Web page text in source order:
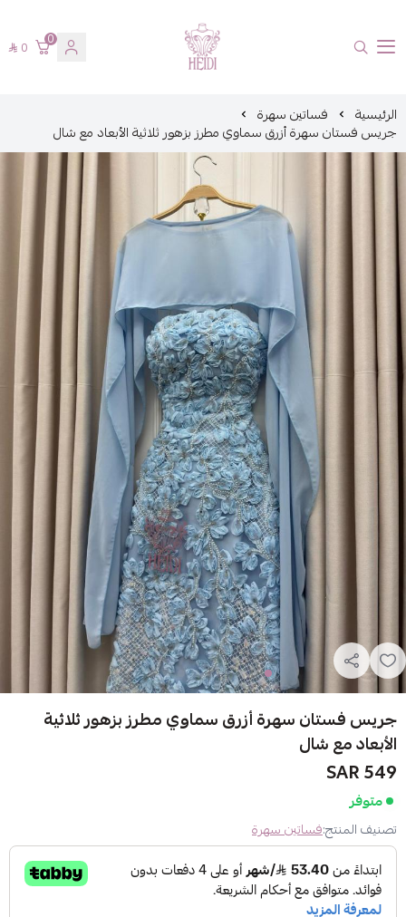
هايدي فاشن
0
0
الرئيسية فساتين سهرة
جريس فستان سهرة أزرق سماوي مطرز بزهور ثلاثية الأبعاد مع شال
جريس فستان سهرة أزرق سماوي مطرز بزهور ثلاثية
الأبعاد مع شال
549 SAR
متوفر
تصنيف المنتج:فساتين سهرة